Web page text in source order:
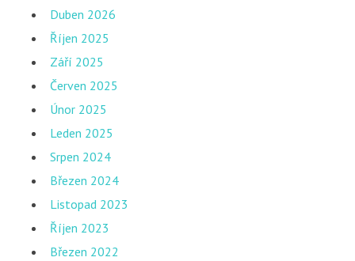
Duben 2026
Říjen 2025
Září 2025
Červen 2025
Únor 2025
Leden 2025
Srpen 2024
Březen 2024
Listopad 2023
Říjen 2023
Březen 2022